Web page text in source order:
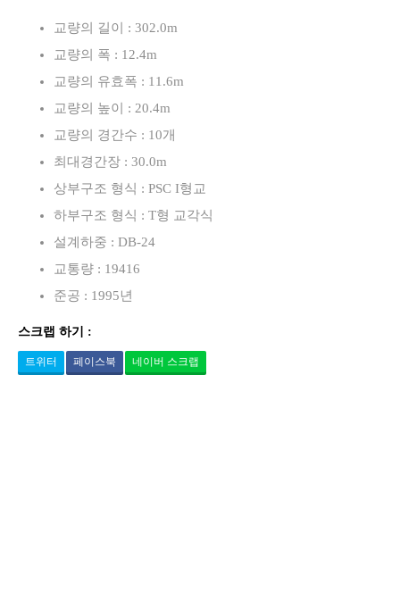
교량의 길이 : 302.0m
교량의 폭 : 12.4m
교량의 유효폭 : 11.6m
교량의 높이 : 20.4m
교량의 경간수 : 10개
최대경간장 : 30.0m
상부구조 형식 : PSC I형교
하부구조 형식 : T형 교각식
설계하중 : DB-24
교통량 : 19416
준공 : 1995년
스크랩 하기 :
트위터 페이스북 네이버 스크랩